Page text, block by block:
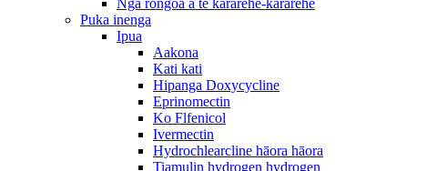
Nga rongoa a te kararehe-kararehe
Puka inenga
Ipua
Aakona
Kati kati
Hipanga Doxycycline
Eprinomectin
Ko Flfenicol
Ivermectin
Hydrochlearcline hāora hāora
Tiamulin hydrogen hydrogen